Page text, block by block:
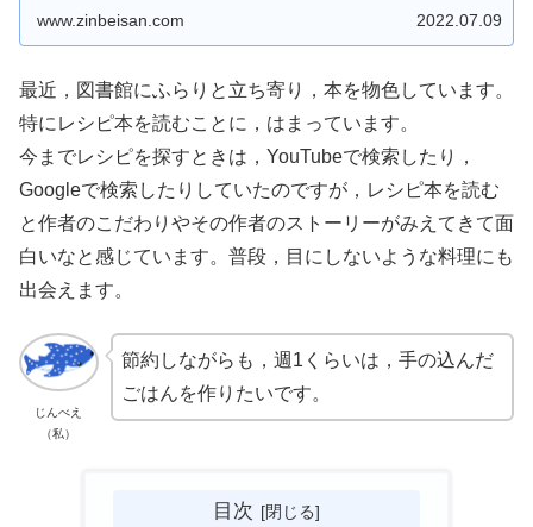
www.zinbeisan.com 2022.07.09
最近，図書館にふらりと立ち寄り，本を物色しています。
特にレシピ本を読むことに，はまっています。
今までレシピを探すときは，YouTubeで検索したり，
Googleで検索したりしていたのですが，レシピ本を読む
と作者のこだわりやその作者のストーリーがみえてきて面
白いなと感じています。普段，目にしないような料理にも
出会えます。
じんべえ
（私）
節約しながらも，週1くらいは，手の込んだ
ごはんを作りたいです。
目次